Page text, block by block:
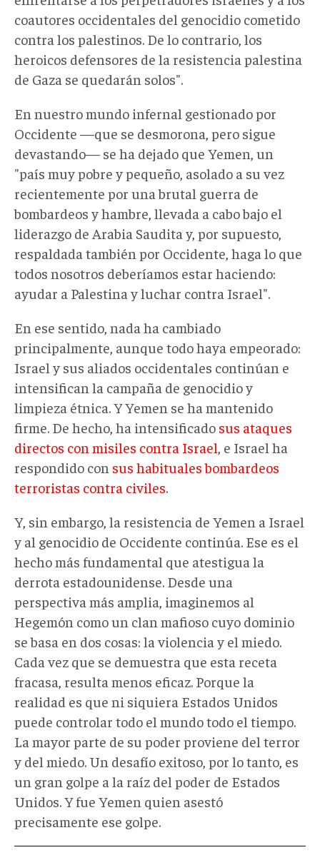
coautores occidentales del genocidio cometido
contra los palestinos. De lo contrario, los
heroicos defensores de la resistencia palestina
de Gaza se quedarán solos".
En nuestro mundo infernal gestionado por
Occidente —que se desmorona, pero sigue
devastando— se ha dejado que Yemen, un
"país muy pobre y pequeño, asolado a su vez
recientemente por una brutal guerra de
bombardeos y hambre, llevada a cabo bajo el
liderazgo de Arabia Saudita y, por supuesto,
respaldada también por Occidente, haga lo que
todos nosotros deberíamos estar haciendo:
ayudar a Palestina y luchar contra Israel".
En ese sentido, nada ha cambiado
principalmente, aunque todo haya empeorado:
Israel y sus aliados occidentales continúan e
intensifican la campaña de genocidio y
limpieza étnica. Y Yemen se ha mantenido
firme. De hecho, ha intensificado sus ataques
directos con misiles contra Israel , e Israel ha
respondido con sus habituales bombardeos
terroristas contra civiles.
Y, sin embargo, la resistencia de Yemen a Israel
y al genocidio de Occidente continúa. Ese es el
hecho más fundamental que atestigua la
derrota estadounidense. Desde una
perspectiva más amplia, imaginemos al
Hegemón como un clan mafioso cuyo dominio
se basa en dos cosas: la violencia y el miedo.
Cada vez que se demuestra que esta receta
fracasa, resulta menos eficaz. Porque la
realidad es que ni siquiera Estados Unidos
puede controlar todo el mundo todo el tiempo.
La mayor parte de su poder proviene del terror
y del miedo. Un desafío exitoso, por lo tanto, es
un gran golpe a la raíz del poder de Estados
Unidos. Y fue Yemen quien asestó
precisamente ese golpe.